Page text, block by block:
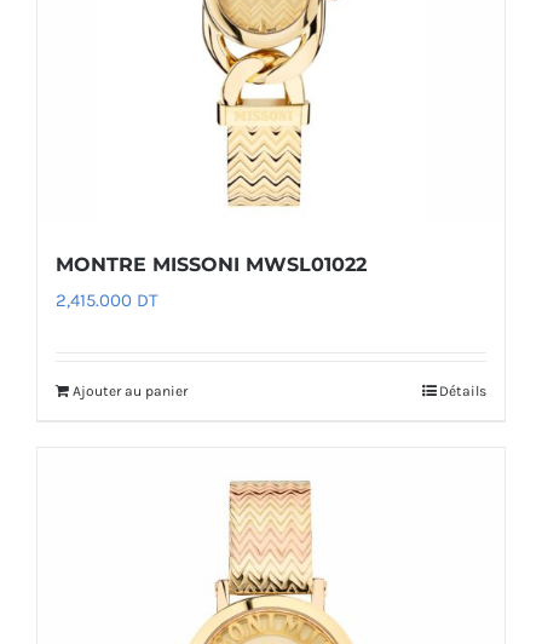
MONTRE MISSONI MWSL01022
2,415.000 DT
Ajouter au panier Détails